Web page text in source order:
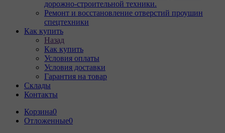
дорожно-строительной техники.
Ремонт и восстановление отверстий проушин
спецтехники
Как купить
Назад
Как купить
Условия оплаты
Условия доставки
Гарантия на товар
Склады
Контакты
Корзина0
Отложенные0